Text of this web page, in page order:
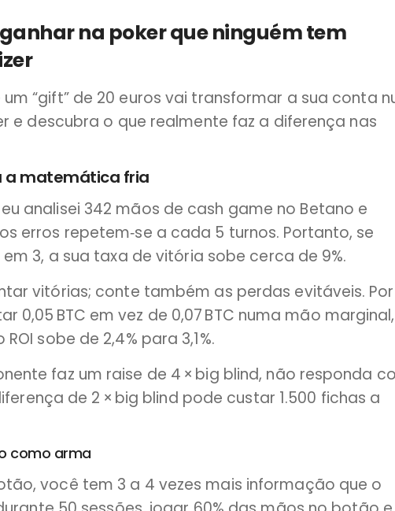
na poker que ninguém tem
“gift” de 20 euros vai transformar a sua conta
e descubra o que realmente faz a diferença nas
a matemática fria
analisei 342 mãos de cash game no Betano e
erros repetem‑se a cada 5 turnos. Portanto, se
em 3, a sua taxa de vitória sobe cerca de 9%.
vitórias; conte também as perdas evitáveis. Por
0,05 BTC em vez de 0,07 BTC numa mão
sobe de 2,4% para 3,1%.
faz um raise de 4 × big blind, não responda
de 2 × big blind pode custar 1.500 fichas a
como arma
você tem 3 a 4 vezes mais informação que o